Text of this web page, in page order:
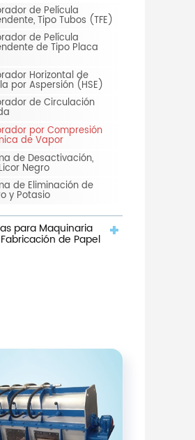
de Película
Tipo Tubos (TFE)
de Película
de Tipo Placa
Horizontal de
por Aspersión (HSE)
de Circulación
por Compresión
de Vapor
de Desactivación,
Negro
de Eliminación de
y Potasio
para Maquinaria
de Papel